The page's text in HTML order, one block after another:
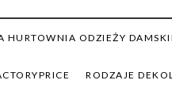
HURTOWNIA ODZIEŻY
RODZAJE